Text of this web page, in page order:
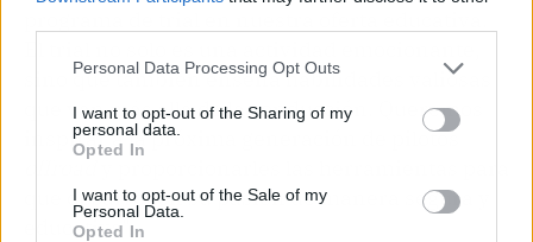
Personal Data Processing Opt Outs
I want to opt-out of the Sharing of my
personal data.
Opted In
I want to opt-out of the Sale of my
Personal Data.
Opted In
sino que también enseña habilidades valiosas
que van más allá de la conducción. Queremos
inspirar a la próxima generación de pilotos
offroad
que desarrollen su pasión de manera segura y
educativa".